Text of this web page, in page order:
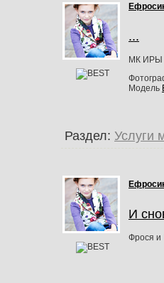
...
МК ИРЫ
Модель
Раздел: Услуги
И
Фрося и